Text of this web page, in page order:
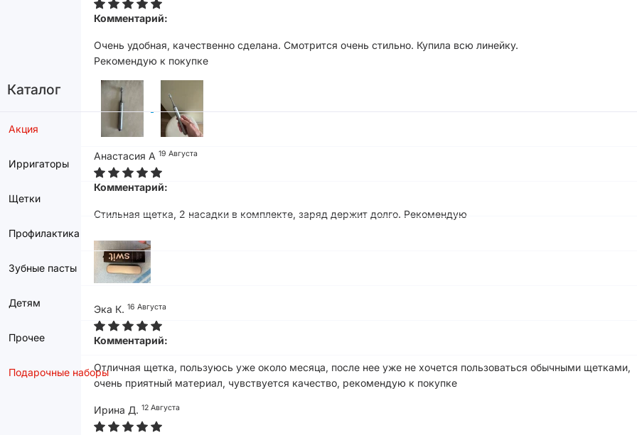
Каталог
Акция
Ирригаторы
Щетки
Профилактика
Зубные пасты
Детям
Прочее
Подарочные наборы
Комментарий:
Очень удобная, качественно сделана. Смотрится очень стильно. Купила всю линейку.
Рекомендую к покупке
Анастасия А 19 Августа
Комментарий:
Стильная щетка, 2 насадки в комплекте, заряд держит долго. Рекомендую
Эка К. 16 Августа
Комментарий:
Отличная щетка, пользуюсь уже около месяца, после нее уже не хочется пользоваться обычными щетками,
очень приятный материал, чувствуется качество, рекомендую к покупке
Ирина Д. 12 Августа